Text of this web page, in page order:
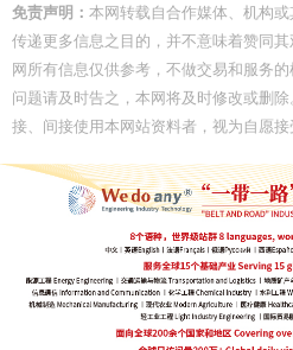
免责声明： 本网转载自合作媒体、机构
传递更多信息之目的，并不意味着赞同
网所有信息仅供参考，不做交易和服务
问题请及时告之，本网将及时修改或删
接、间接使用本网站资料者，视为自愿接